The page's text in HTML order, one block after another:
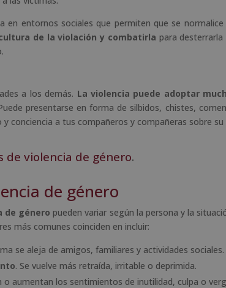
en entornos sociales que permiten que se
de la violación y combatirla para
a los demás. La violencia puede adoptar
presentarse en forma de silbidos, chistes,
y conciencia a tus compañeros y compañeras sobre
de violencia de género.
de género
de género pueden variar según la persona y la
más comunes coinciden en incluir:
se aleja de amigos, familiares y actividades sociales.
. Se vuelve más retraída, irritable o deprimida.
o aumentan los sentimientos de inutilidad, culpa o